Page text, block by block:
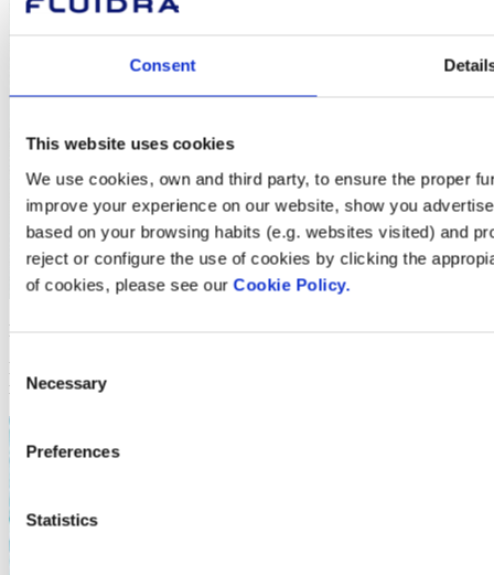
Consent
This website uses cookies
We use cookies, own and third party, to ensure the proper
improve your experience on our website, show you
based on your browsing habits (e.g. websites visited) and
reject or configure the use of cookies by clicking the
of cookies, please see ourCookie Policy.
Consent
Selection
Necessary
Preferences
Statistics
Excel·lència i innovació
Ens esforcem per millorar contínuament i ser els millors de manera
responsable